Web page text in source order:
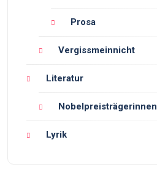
Prosa
Vergissmeinnicht
Literatur
Nobelpreisträgerinnen
Lyrik